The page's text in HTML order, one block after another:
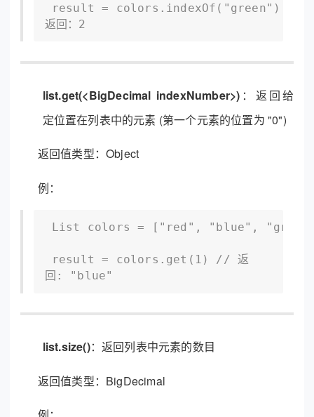
result = colors.indexOf("green") //
返回：2
list.get(<BigDecimal indexNumber>) ：返回给
定位置在列表中的元素 (第一个元素的位置为 "0")
返回值类型：Object
例：
List colors = ["red", "blue",
result = colors.get(1) // 返
回: "blue"
list.size()：返回列表中元素的数目
返回值类型：BigDecimal